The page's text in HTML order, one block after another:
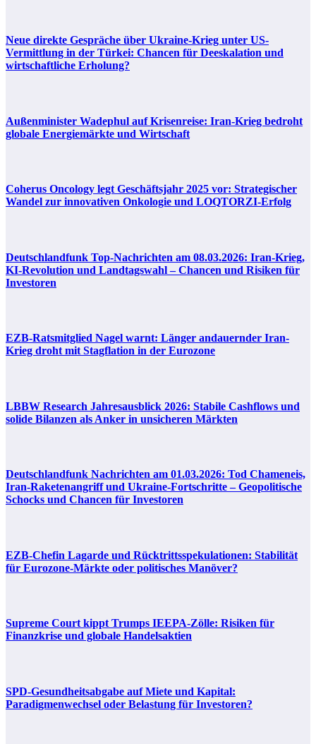
Neue direkte Gespräche über Ukraine-Krieg unter US-
Vermittlung in der Türkei: Chancen für Deeskalation und
wirtschaftliche Erholung?
Außenminister Wadephul auf Krisenreise: Iran-Krieg bedroht
globale Energiemärkte und Wirtschaft
Coherus Oncology legt Geschäftsjahr 2025 vor: Strategischer
Wandel zur innovativen Onkologie und LOQTORZI-Erfolg
Deutschlandfunk Top-Nachrichten am 08.03.2026: Iran-Krieg,
KI-Revolution und Landtagswahl – Chancen und Risiken für
Investoren
EZB-Ratsmitglied Nagel warnt: Länger andauernder Iran-
Krieg droht mit Stagflation in der Eurozone
LBBW Research Jahresausblick 2026: Stabile Cashflows und
solide Bilanzen als Anker in unsicheren Märkten
Deutschlandfunk Nachrichten am 01.03.2026: Tod Chameneis,
Iran-Raketenangriff und Ukraine-Fortschritte – Geopolitische
Schocks und Chancen für Investoren
EZB-Chefin Lagarde und Rücktrittsspekulationen: Stabilität
für Eurozone-Märkte oder politisches Manöver?
Supreme Court kippt Trumps IEEPA-Zölle: Risiken für
Finanzkrise und globale Handelsaktien
SPD-Gesundheitsabgabe auf Miete und Kapital:
Paradigmenwechsel oder Belastung für Investoren?